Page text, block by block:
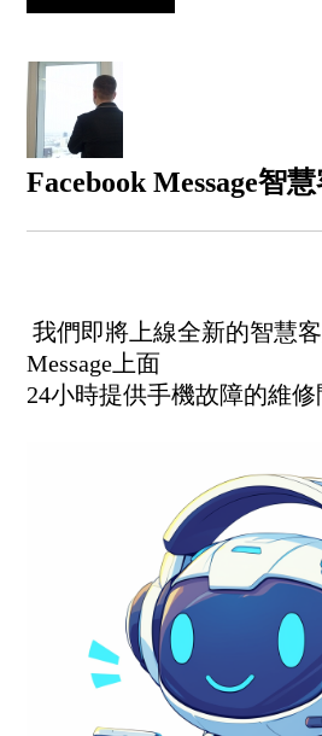
Facebook Message智
我們即將上線全新的智慧
Message上面
24小時提供手機故障的維修